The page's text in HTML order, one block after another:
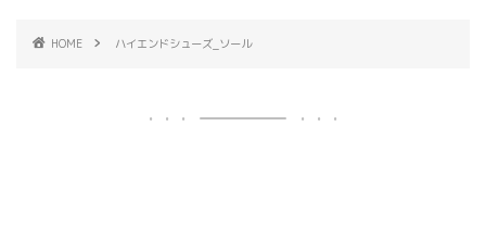
HOME ハイエンドシューズ_ソール